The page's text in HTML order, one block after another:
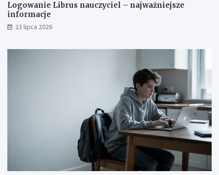
Logowanie Librus nauczyciel – najważniejsze
informacje
23 lipca 2026